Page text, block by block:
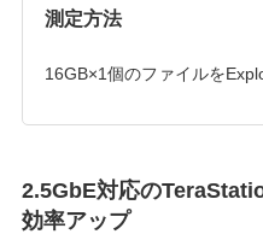
測定方法
16GB×1個のファイルを
2.5GbE対応の
効率アップ